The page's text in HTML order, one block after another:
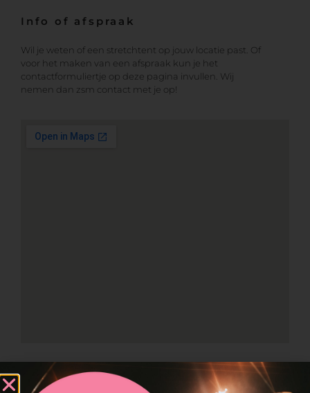
Info of afspraak
Wil je weten of een stretchtent op jouw locatie past. Of
voor het maken van een afspraak kun je het
contactformuliertje op deze pagina invullen. Wij
nemen dan zsm contact met je op!